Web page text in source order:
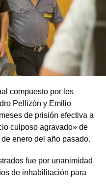
compuesto por los
Pellizón y Emilio
de prisión efectiva a
culposo agravado» de
enero del año pasado.
fue por unanimidad
de inhabilitación para